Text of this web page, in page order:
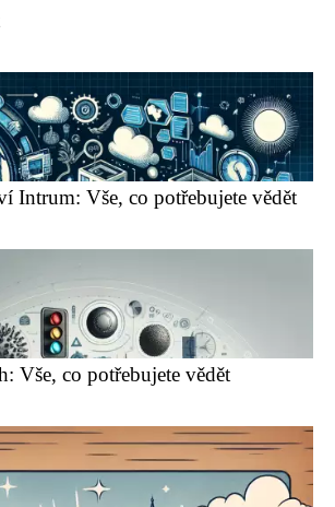
Intrum: Vše, co potřebujete vědět
Vše, co potřebujete vědět